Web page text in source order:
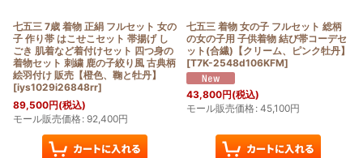
七五三 7歳 着物 正絹 フルセット 女の
子 作り帯 はこせこセット 帯揚げ し
ごき 肌着など着付けセット 四つ身の
着物セット 刺繍 鹿の子絞り風 古典柄
絵羽付け 販売【橙色、鞠と牡丹】
[iys1029i26848rr]
89,500円(税込)
モール販売価格: 92,400円
七五三 着物 女の子 フルセット 総柄
の女の子用 子供着物 結び帯コーデセ
ット(合繊)【クリーム、ピンク牡丹】
[T7K-2548d106KFM]
43,800円(税込)
モール販売価格: 45,100円